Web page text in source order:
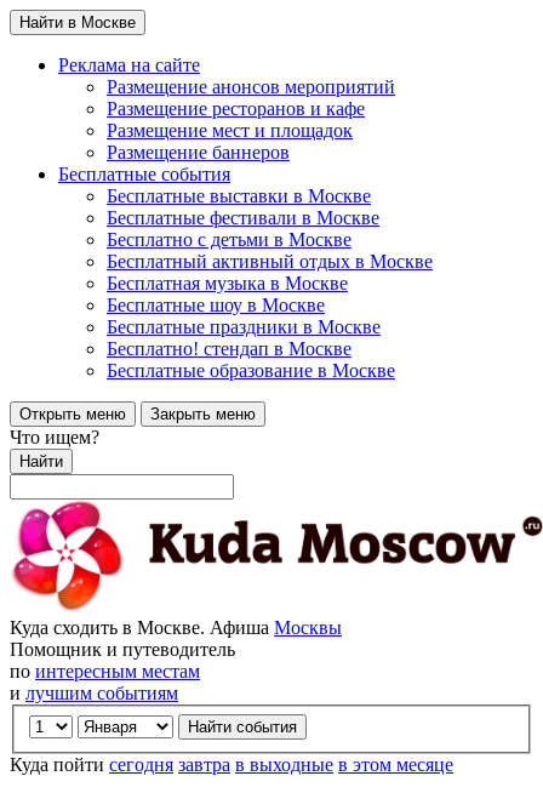
Найти в Москве
Реклама на сайте
Размещение анонсов мероприятий
Размещение ресторанов и кафе
Размещение мест и площадок
Размещение баннеров
Бесплатные события
Бесплатные выставки в Москве
Бесплатные фестивали в Москве
Бесплатно с детьми в Москве
Бесплатный активный отдых в Москве
Бесплатная музыка в Москве
Бесплатные шоу в Москве
Бесплатные праздники в Москве
Бесплатно! стендап в Москве
Бесплатные образование в Москве
Открыть меню Закрыть меню
Что ищем?
Найти
Куда сходить в Москве. Афиша Москвы
Помощник и путеводитель
по интересным местам
и лучшим событиям
Куда пойти сегодня завтра в выходные в этом месяце